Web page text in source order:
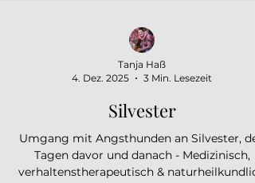
Tanja Haß
4. Dez. 2025
3 Min. Lesezeit